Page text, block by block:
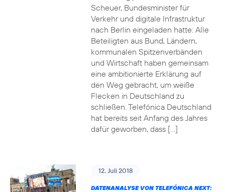
Scheuer, Bundesminister für
Verkehr und digitale Infrastruktur
nach Berlin eingeladen hatte: Alle
Beteiligten aus Bund, Ländern,
kommunalen Spitzenverbänden
und Wirtschaft haben gemeinsam
eine ambitionierte Erklärung auf
den Weg gebracht, um weiße
Flecken in Deutschland zu
schließen. Telefónica Deutschland
hat bereits seit Anfang des Jahres
dafür geworben, dass […]
12. Juli 2018
DATENANALYSE VON TELEFÓNICA NEXT: